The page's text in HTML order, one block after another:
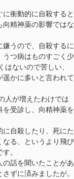
衝動的に自殺すると
精神薬の影響ではな
うので、自殺するに
うつ病はものすごく少
ないので苦しい、
遥かに多いと言われて
人が増えたわけでは
受診し、向精神薬を
自殺したり、死にた
なる、というより飛び
。
話を聞いたことがあ
ずに済みましたが。